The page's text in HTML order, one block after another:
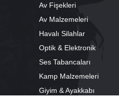
Av Fişekleri
Av Malzemeleri
Havalı Silahlar
Optik & Elektronik
Ses Tabancaları
Kamp Malzemeleri
Giyim & Ayakkabı